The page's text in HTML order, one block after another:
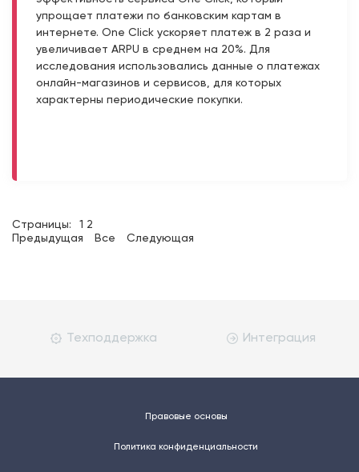
упрощает платежи по банковским картам в
интернете. One Click ускоряет платеж в 2 раза и
увеличивает ARPU в среднем на 20%. Для
исследования использовались данные о платежах
онлайн-магазинов и сервисов, для которых
характерны периодические покупки.
Страницы: 1 2
Предыдущая
Все Следующая
Техподдержка Интеграция
Правовые основы
Политика конфиденциальности